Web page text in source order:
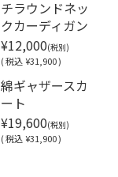
チラウンドネッ
クカーディガン
¥12,000(税別)
(税込 ¥31,900 )
綿ギャザースカ
ート
¥19,600(税別)
(税込 ¥31,900 )